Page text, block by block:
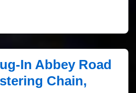
In Abbey Road
Chain,